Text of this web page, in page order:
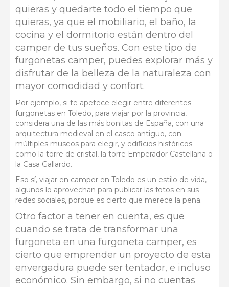
quieras y quedarte todo el tiempo que
quieras, ya que el mobiliario, el baño, la
cocina y el dormitorio están dentro del
camper de tus sueños. Con este tipo de
furgonetas camper, puedes explorar más y
disfrutar de la belleza de la naturaleza con
mayor comodidad y confort.
Por ejemplo, si te apetece elegir entre diferentes
furgonetas en Toledo, para viajar por la provincia,
considera una de las más bonitas de España, con una
arquitectura medieval en el casco antiguo, con
múltiples museos para elegir, y edificios históricos
como la torre de cristal, la torre Emperador Castellana o
la Casa Gallardo.
Eso sí, viajar en camper en Toledo es un estilo de vida,
algunos lo aprovechan para publicar las fotos en sus
redes sociales, porque es cierto que merece la pena.
Otro factor a tener en cuenta, es que
cuando se trata de transformar una
furgoneta en una furgoneta camper, es
cierto que emprender un proyecto de esta
envergadura puede ser tentador, e incluso
económico. Sin embargo, si no cuentas